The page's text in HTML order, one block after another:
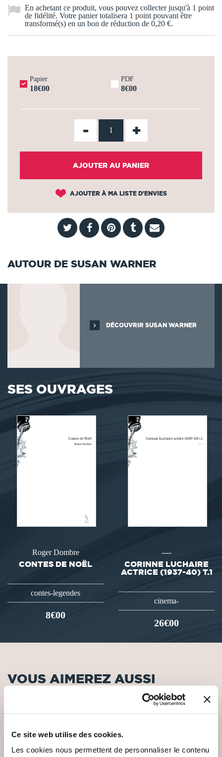
Ce site web utilise des cookies.
Les cookies nous permettent de personnaliser le contenu
En achetant ce produit, vous pouvez collecter jusqu'à 1 point
de fidélité. Votre panier totalisera 1 point pouvant être
transformé(s) en un bon de réduction de 0,20 €.
Papier
18€00
PDF
8€00
- +
AJOUTER AU PANIER
AJOUTER À MA LISTE D'ENVIES
AUTOUR DE SUSAN WARNER
DÉCOUVRIR SUSAN WARNER
SES OUVRAGES
Roger Dombre
CONTES DE NOËL
contes-legendes
8€00
----
CORINNE LUCHAIRE
ACTRICE (1937-40) T.1
cinema-
26€00
VOUS AIMEREZ AUSSI